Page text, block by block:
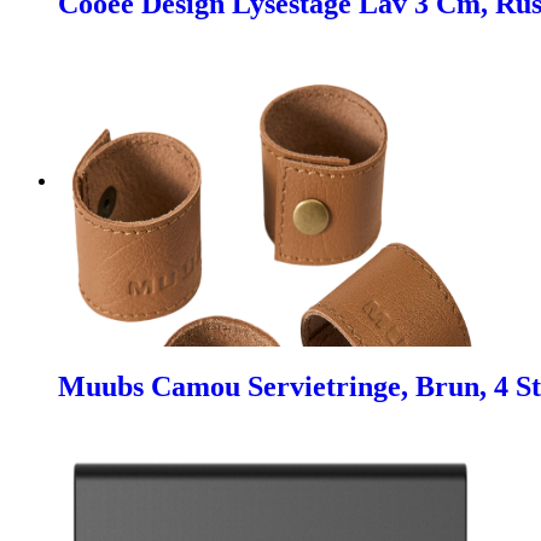
Muubs Camou Servietringe, Brun, 4